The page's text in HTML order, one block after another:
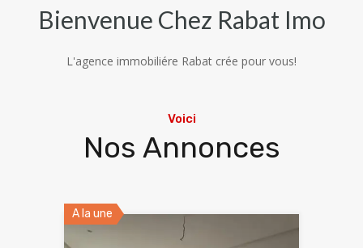
Bienvenue Chez Rabat Imo
L'agence immobiliére Rabat crée pour vous!
Voici
Nos Annonces
A la une